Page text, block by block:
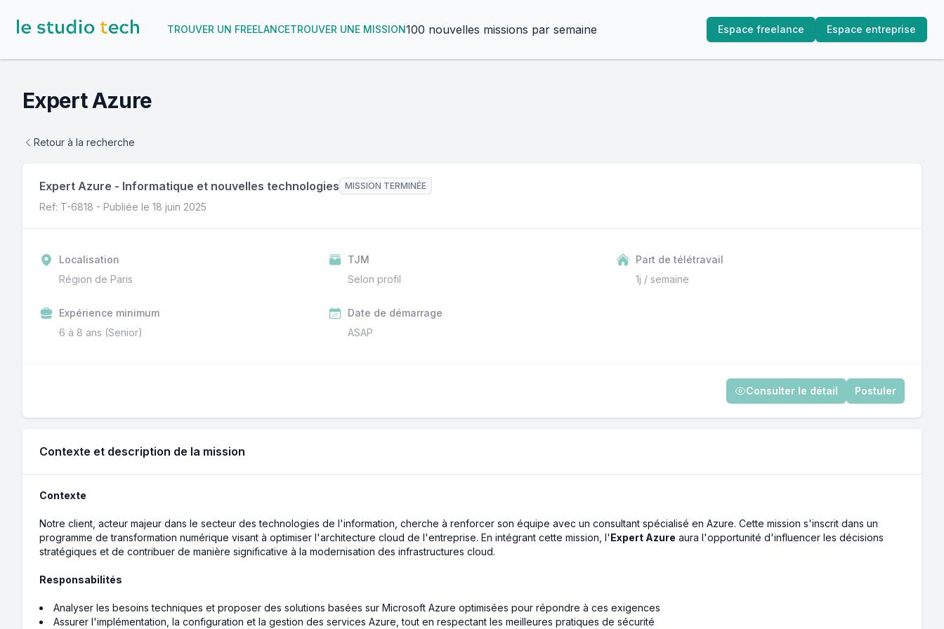
TROUVER UN FREELANCETROUVER UNE MISSION100 nouvelles missions par semaine Espace freelance Espace entreprise
Expert Azure
Retour à la recherche
Expert Azure - Informatique et nouvelles technologies MISSION TERMINÉE
Ref: T-6818 - Publiée le 18 juin 2025
Localisation
Région de Paris
TJM
Selon profil
Part de télétravail
1j / semaine
Expérience minimum
6 à 8 ans (Senior)
Date de démarrage
ASAP
Consulter le détail Postuler
Contexte et description de la mission
Contexte
Notre client, acteur majeur dans le secteur des technologies de l'information, cherche à renforcer son équipe avec un consultant spécialisé en Azure. Cette mission s'inscrit dans un
programme de transformation numérique visant à optimiser l'architecture cloud de l'entreprise. En intégrant cette mission, l'Expert Azure aura l'opportunité d'influencer les décisions
stratégiques et de contribuer de manière significative à la modernisation des infrastructures cloud.
Responsabilités
Analyser les besoins techniques et proposer des solutions basées sur Microsoft Azure optimisées pour répondre à ces exigences
Assurer l'implémentation, la configuration et la gestion des services Azure, tout en respectant les meilleures pratiques de sécurité